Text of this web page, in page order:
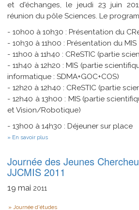
et d'échanges, le jeudi 23 juin
réunion du pôle Sciences. Le
- 10h00 à 10h30 : Présentation du
- 10h30 à 11h00 : Présentation du MIS
- 11h00 à 11h40 : CReSTIC (partie
- 11h40 à 12h20 : MIS (partie
informatique : SDMA+GOC+COS)
- 12h20 à 12h40 : CReSTIC (partie
- 12h40 à 13h00 : MIS (partie
et Vision/Robotique)
- 13h00 à 14h30 : Déjeuner sur place
En savoir plus
Rencontre
Scientifique
CRESTIC
(Amiens)
Journée des Jeunes
JJCMIS 2011
19 mai 2011
Journée d'études